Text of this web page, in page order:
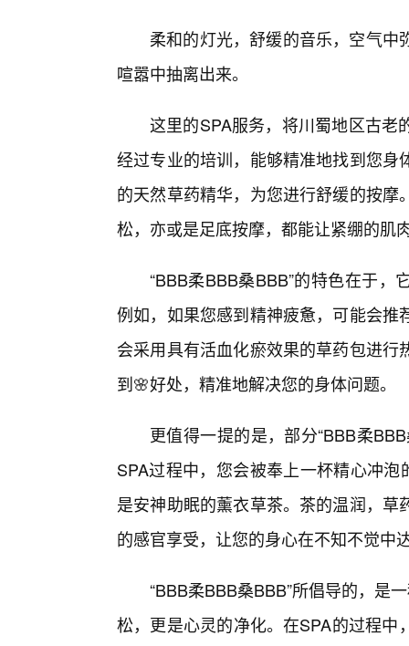
柔和的灯光，舒缓的音乐，空气
喧嚣中抽离出来。
这里的SPA服务，将川蜀地区古老
经过专业的培训，能够精准地找到您
的天然草药精华，为您进行舒缓的按
松，亦或是足底按摩，都能让紧绷的肌
“BBB柔BBB桑BBB”的特色在于
例如，如果您感到精神疲惫，可能会
会采用具有活血化瘀效果的草药包进
到🌸好处，精准地解决您的身体问题。
更值得一提的是，部分“BBB柔
SPA过程中，您会被奉上一杯精心冲
是安神助眠的薰衣草茶。茶的温润，
的感官享受，让您的身心在不知不觉中
“BBB柔BBB桑BBB”所倡导的，是
松，更是心灵的净化。在SPA的过程